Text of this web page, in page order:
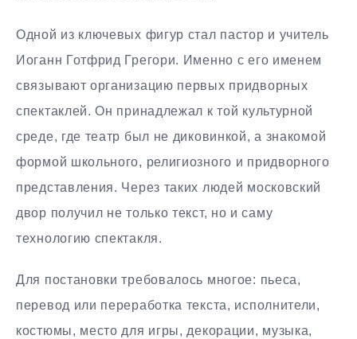
Одной из ключевых фигур стал пастор и учитель
Иоганн Готфрид Грегори. Именно с его именем
связывают организацию первых придворных
спектаклей. Он принадлежал к той культурной
среде, где театр был не диковинкой, а знакомой
формой школьного, религиозного и придворного
представления. Через таких людей московский
двор получил не только текст, но и саму
технологию спектакля.
Для постановки требовалось многое: пьеса,
перевод или переработка текста, исполнители,
костюмы, место для игры, декорации, музыка,